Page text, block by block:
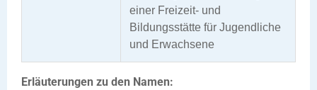
einer Freizeit- und
Bildungsstätte für Jugendliche
und Erwachsene
Erläuterungen zu den Namen: